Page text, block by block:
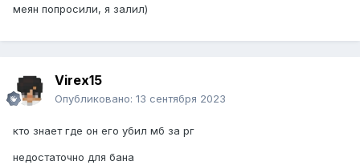
меян попросили, я залил)
Virex15
Опубликовано: 13 сентября 2023
кто знает где он его убил мб за рг
недостаточно для бана